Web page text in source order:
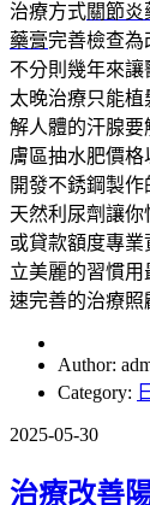
治療方式關節炎
藥膏完善檢查為
不分則幾年來
太晚治療只能植
解人體的汗腺要
膚區抽水肥價格
開發不銹鋼製
天然利尿劑讓
或貸款額度專
立美麗的習慣
速完善的治療照
Author:
Category:
2025-05-30
治療改善